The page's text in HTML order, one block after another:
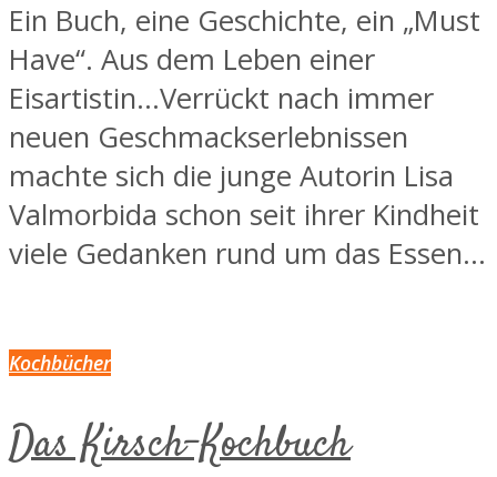
Ein Buch, eine Geschichte, ein „Must
Have“. Aus dem Leben einer
Eisartistin…Verrückt nach immer
neuen Geschmackserlebnissen
machte sich die junge Autorin Lisa
Valmorbida schon seit ihrer Kindheit
viele Gedanken rund um das Essen...
Kochbücher
Das Kirsch-Kochbuch